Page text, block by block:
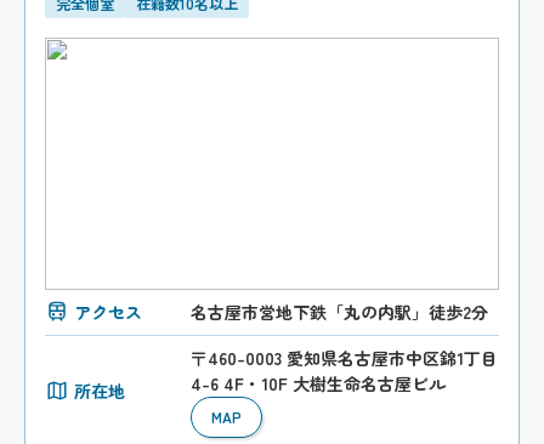
アクセス 名古屋市営地下鉄「丸の内駅」徒歩2分
所在地
〒460-0003 愛知県名古屋市中区錦1丁目
4-6 4F・10F 大樹生命名古屋ビル
MAP